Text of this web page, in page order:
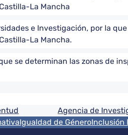
La Mancha
e Investigación, por la
La Mancha.
se determinan las zonas de
Agencia de
Igualdad de GéneroInclusión